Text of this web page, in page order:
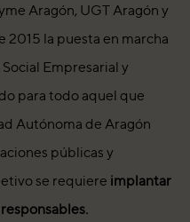
Aragón, UGT Aragón y
la puesta en marcha
Empresarial y
para todo aquel que
Autónoma de Aragón
públicas y
se requiere implantar